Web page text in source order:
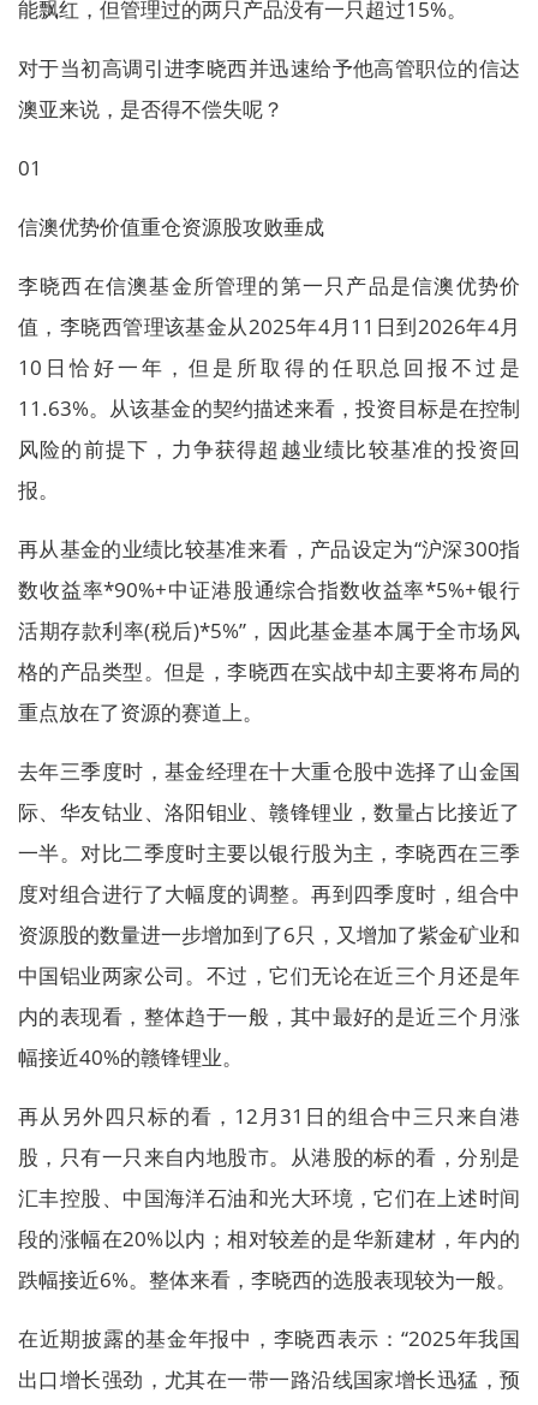
能飘红，但管理过的两只产品没有一只超过15%。
对于当初高调引进李晓西并迅速给予他高管职位的信达
澳亚来说，是否得不偿失呢？
01
信澳优势价值重仓资源股攻败垂成
李晓西在信澳基金所管理的第一只产品是信澳优势价
值，李晓西管理该基金从2025年4月11日到2026年4月
10日恰好一年，但是所取得的任职总回报不过是
11.63%。从该基金的契约描述来看，投资目标是在控制
风险的前提下，力争获得超越业绩比较基准的投资回
报。
再从基金的业绩比较基准来看，产品设定为“沪深300指
数收益率*90%+中证港股通综合指数收益率*5%+银行
活期存款利率(税后)*5%”，因此基金基本属于全市场风
格的产品类型。但是，李晓西在实战中却主要将布局的
重点放在了资源的赛道上。
去年三季度时，基金经理在十大重仓股中选择了山金国
际、华友钴业、洛阳钼业、赣锋锂业，数量占比接近了
一半。对比二季度时主要以银行股为主，李晓西在三季
度对组合进行了大幅度的调整。再到四季度时，组合中
资源股的数量进一步增加到了6只，又增加了紫金矿业和
中国铝业两家公司。不过，它们无论在近三个月还是年
内的表现看，整体趋于一般，其中最好的是近三个月涨
幅接近40%的赣锋锂业。
再从另外四只标的看，12月31日的组合中三只来自港
股，只有一只来自内地股市。从港股的标的看，分别是
汇丰控股、中国海洋石油和光大环境，它们在上述时间
段的涨幅在20%以内；相对较差的是华新建材，年内的
跌幅接近6%。整体来看，李晓西的选股表现较为一般。
在近期披露的基金年报中，李晓西表示：“2025年我国
出口增长强劲，尤其在一带一路沿线国家增长迅猛，预